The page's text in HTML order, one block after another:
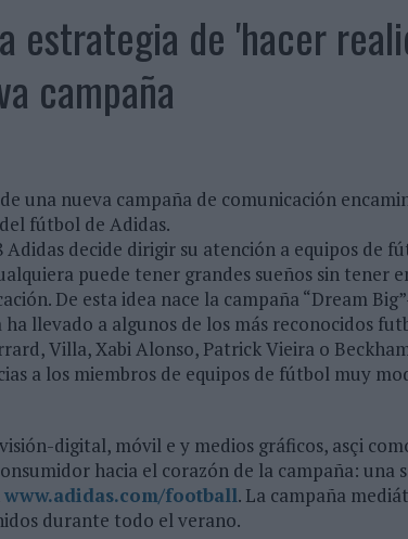
DE ARÓN PIPER EN UNA EXPERIENCIA DE MARCA EN IBIZA
DIGITAL DE LAS MARCAS
EN SOUVENIRS CON IA
NO INTEGRAN LA INFANCIA EN SU ESTRATEGIA
EL CONSUMO DE MEDIOS EN VERANO Y SUPERA AL MÓVIL COMO
YA AL 62% DE LOS ESPAÑOLES
COMO NUEVA DIRECTORA COMERCIAL GLOBAL
PERSONALIZABLE INSPIRADA EN CORNETTO, CALIPPO Y SOLERO
DE LA CREATIVIDAD
A CASONÁ Y ASUME LA GESTIÓN DE SUS RELACIONES CON LOS MEDIOS
EL PARAÍSO CANARIO EN SU ÚLTIMA CAMPAÑA INTERNACIONAL
“LA CONSTRUCCIÓN DE MARCA A LARGO PLAZO Y LA MEDICIÓN SON DOS
estrategia de 'hacer
campaña
una nueva campaña de comunicación
fútbol de Adidas.
decide dirigir su atención a equipos de
puede tener grandes sueños sin tener
De esta idea nace la campaña “Dream
llevado a algunos de los más reconocidos
Villa, Xabi Alonso, Patrick Vieira o
a los miembros de equipos de fútbol muy
digital, móvil e y medios gráficos, asçi
hacia el corazón de la campaña: una
www.adidas.com/football. La campaña
durante todo el verano.